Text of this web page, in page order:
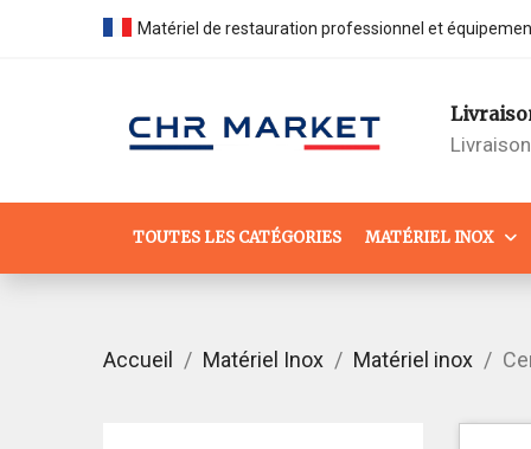
Matériel de restauration professionnel et
TOUTES LES CATÉGORIES MATÉRIEL INOX
Accueil Matériel Inox Matériel inox